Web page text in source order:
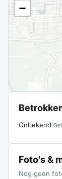
−
Onbekend
Foto's &
Nog geen